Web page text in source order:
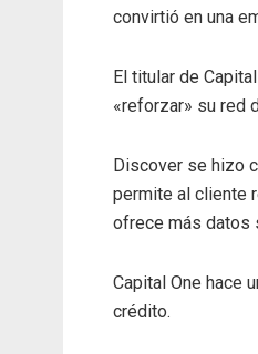
convirtió en una
El titular de
«reforzar» su red
Discover se hizo
permite al cliente
ofrece más datos
Capital One hace
crédito.